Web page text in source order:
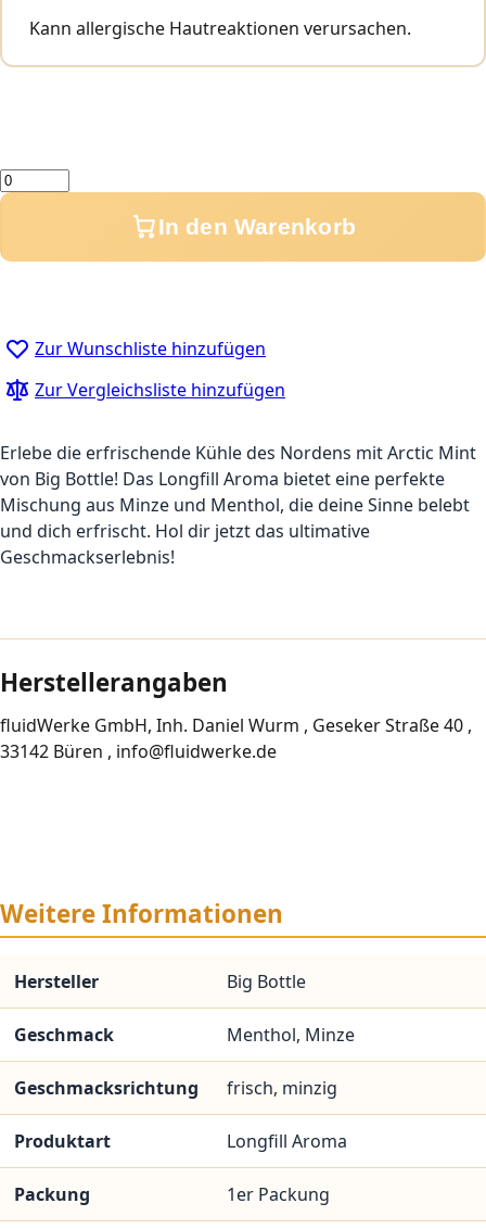
Kann allergische Hautreaktionen verursachen.
Menge
In den Warenkorb
Zur Wunschliste hinzufügen
Zur Vergleichsliste hinzufügen
Erlebe die erfrischende Kühle des Nordens mit Arctic Mint
von Big Bottle! Das Longfill Aroma bietet eine perfekte
Mischung aus Minze und Menthol, die deine Sinne belebt
und dich erfrischt. Hol dir jetzt das ultimative
Geschmackserlebnis!
Herstellerangaben
fluidWerke GmbH, Inh. Daniel Wurm , Geseker Straße 40 ,
33142 Büren , info@fluidwerke.de
Weitere Informationen
Hersteller Big Bottle
Geschmack Menthol, Minze
Geschmacksrichtung frisch, minzig
Produktart Longfill Aroma
Packung 1er Packung